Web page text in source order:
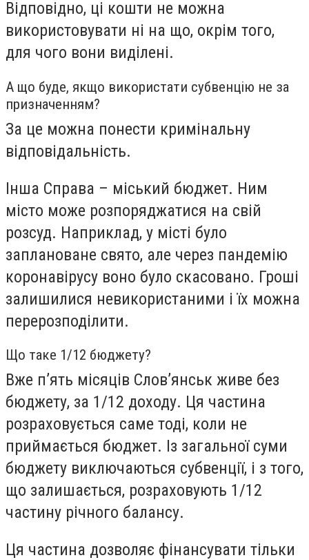
Відповідно, ці кошти не можна
використовувати ні на що, окрім того,
для чого вони виділені.
А що буде, якщо використати субвенцію не за
призначенням?
За це можна понести кримінальну
відповідальність.
Інша Справа – міський бюджет. Ним
місто може розпоряджатися на свій
розсуд. Наприклад, у місті було
заплановане свято, але через пандемію
коронавірусу воно було скасовано. Гроші
залишилися невикористаними і їх можна
перерозподілити.
Що таке 1/12 бюджету?
Вже п’ять місяців Слов’янськ живе без
бюджету, за 1/12 доходу. Ця частина
розраховується саме тоді, коли не
приймається бюджет. Із загальної суми
бюджету виключаються субвенції, і з того,
що залишається, розраховують 1/12
частину річного балансу.
Ця частина дозволяє фінансувати тільки